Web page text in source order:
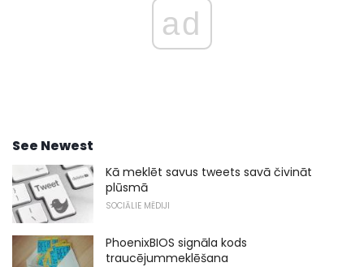
ad
See Newest
Kā meklēt savus tweets savā čivināt
plūsmā
SOCIĀLIE MĒDIJI
PhoenixBIOS signāla kods
traucējummeklēšana